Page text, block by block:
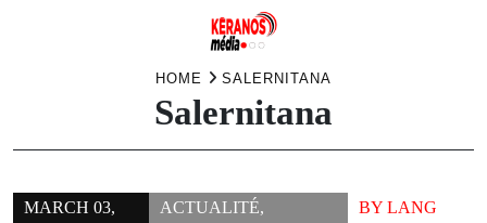
HOME SALERNITANA
Salernitana
MARCH 03,
ACTUALITÉ,
BYLANG